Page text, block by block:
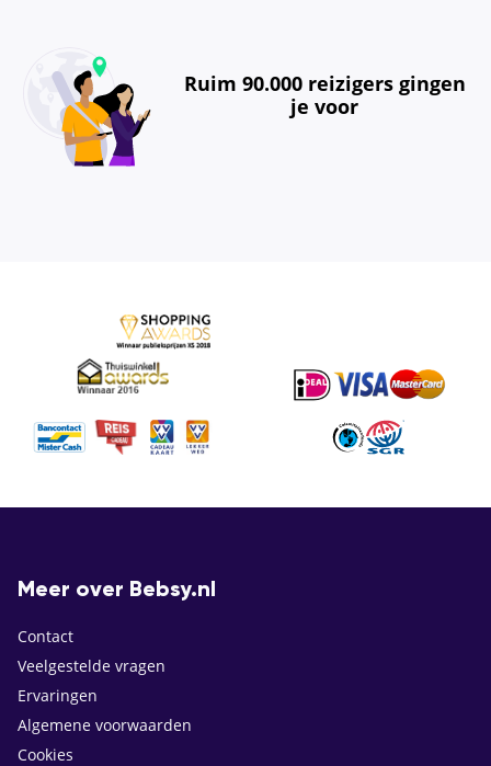
Ruim 90.000 reizigers gingen
je voor
Meer over Bebsy.nl
Contact
Veelgestelde vragen
Ervaringen
Algemene voorwaarden
Cookies